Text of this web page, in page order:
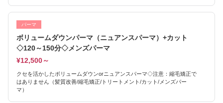
パーマ
ボリュームダウンパーマ（ニュアンスパーマ）+カット
◇120～150分◇メンズパーマ
¥12,500～
クセを活かしたボリュームダウンorニュアンスパーマ◇注意：縮毛矯正で
はありません（髪質改善/縮毛矯正/トリートメント/カット/メンズパー
マ）